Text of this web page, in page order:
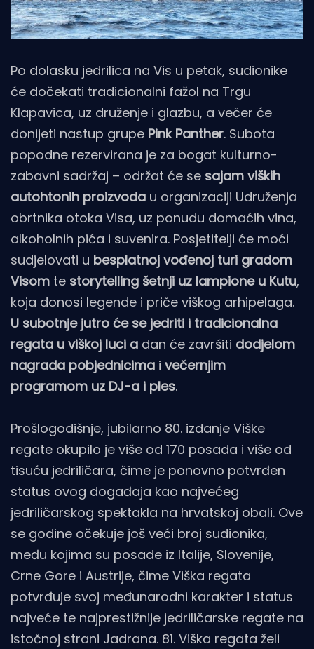
Po dolasku jedrilica na Vis u petak, sudionike
će dočekati tradicionalni fažol na Trgu
Klapavica, uz druženje i glazbu, a večer će
donijeti nastup grupe Pink Panther. Subota
popodne rezervirana je za bogat kulturno-
zabavni sadržaj – održat će se sajam viških
autohtonih proizvoda u organizaciji Udruženja
obrtnika otoka Visa, uz ponudu domaćih vina,
alkoholnih pića i suvenira. Posjetitelji će moći
sudjelovati u besplatnoj vođenoj turi gradom
Visom te storytelling šetnji uz lampione u Kutu,
koja donosi legende i priče viškog arhipelaga.
U subotnje jutro će se jedriti i tradicionalna
regata u viškoj luci a dan će završiti dodjelom
nagrada pobjednicima i večernjim
programom uz DJ-a i ples.
Prošlogodišnje, jubilarno 80. izdanje Viške
regate okupilo je više od 170 posada i više od
tisuću jedriličara, čime je ponovno potvrđen
status ovog događaja kao najvećeg
jedriličarskog spektakla na hrvatskoj obali. Ove
se godine očekuje još veći broj sudionika,
među kojima su posade iz Italije, Slovenije,
Crne Gore i Austrije, čime Viška regata
potvrđuje svoj međunarodni karakter i status
najveće te najprestižnije jedriličarske regate na
istočnoj strani Jadrana. 81. Viška regata želi